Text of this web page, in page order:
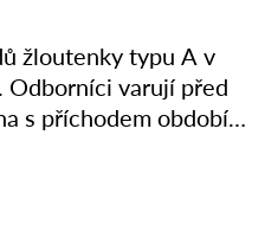
žloutenky typu A v
Odborníci varují před
s příchodem období